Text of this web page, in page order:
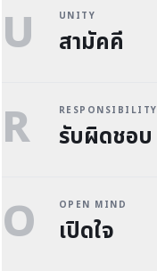
U UNITY
สามัคคี
R RESPONSIBILITY
รับผิดชอบ
O OPEN MIND
เปิดใจ